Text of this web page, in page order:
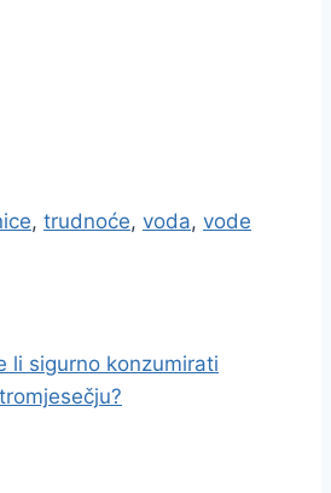
, trudnoće, voda, vode
li sigurno konzumirati